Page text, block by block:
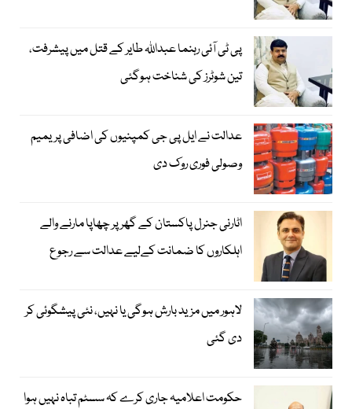
پی ٹی آئی رہنما عبداللہ طایر کے قتل میں پیشرفت،
تین شوٹرز کی شناخت ہوگئی
عدالت نے ایل پی جی کمپنیوں کی اضافی پریمیم
وصولی فوری روک دی
اٹارنی جنرل پاکستان کے گھر پر چھاپا مارنے والے
اہلکاروں کا ضمانت کےلیے عدالت سے رجوع
لاہور میں مزید بارش ہوگی یا نہیں، نئی پیشگوئی کر
دی گئی
حکومت اعلامیہ جاری کرے کہ سسٹم تباہ نہیں ہوا